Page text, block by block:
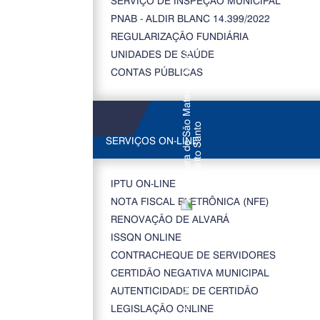
PNAB - ALDIR BLANC 14.399/2022
REGULARIZAÇÃO FUNDIÁRIA
UNIDADES DE SAÚDE
CONTAS PÚBLICAS
SERVIÇOS ON-LINE
IPTU ON-LINE
NOTA FISCAL ELETRÔNICA (NFE)
RENOVAÇÃO DE ALVARÁ
ISSQN ONLINE
CONTRACHEQUE DE SERVIDORES
CERTIDÃO NEGATIVA MUNICIPAL
AUTENTICIDADE DE CERTIDÃO
LEGISLAÇÃO ONLINE